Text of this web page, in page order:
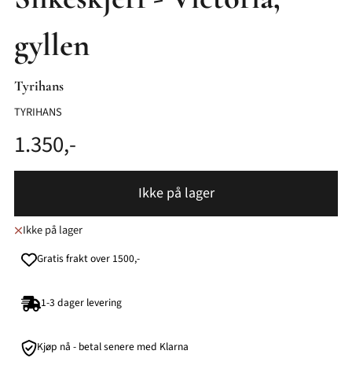
gyllen
Tyrihans
TYRIHANS
1.350,-
Ikke på lager
Ikke på lager
Gratis frakt over 1500,-
1-3 dager levering
Kjøp nå - betal senere med Klarna